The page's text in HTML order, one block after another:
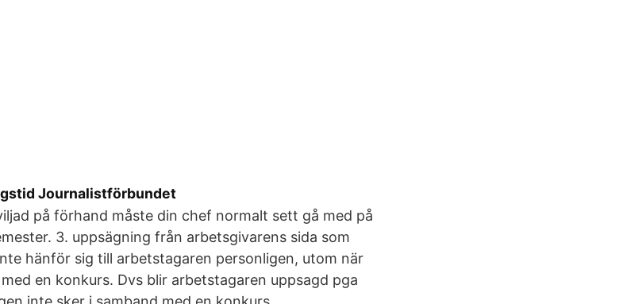
Journalistförbundet
på förhand måste din chef normalt sett gå med på
3. uppsägning från arbetsgivarens sida som
hänför sig till arbetstagaren personligen, utom när
en konkurs. Dvs blir arbetstagaren uppsagd pga